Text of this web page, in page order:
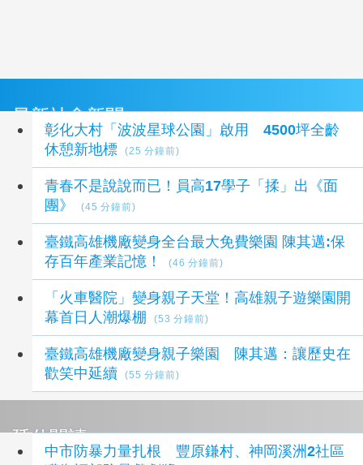
最新社會新聞
彰化大村「波波星球公園」啟用 4500坪全齡
休憩新地標
(25 分鐘前)
青春不是說說而已！員高17學子「揉」出《面
團》
(45 分鐘前)
臺鐵高雄機廠變身全台最大免費樂園 陳其邁:保
存百年產業記憶！
(46 分鐘前)
「火車醫院」變身親子天堂！高雄親子遊樂園開
幕首日人潮爆棚
(53 分鐘前)
臺鐵高雄機廠變身親子樂園 陳其邁：讓歷史在
歡笑中延續
(55 分鐘前)
延伸閱讀
中市防暴力量扎根 豐原鎌村、神岡溪洲2社區